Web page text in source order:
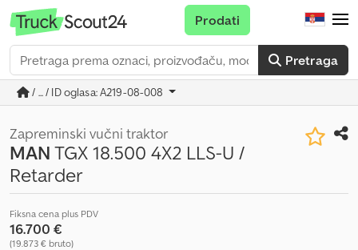
Pretraga
Prodati
/ ... / ID oglasa: A219-08-008
Zapreminski vučni traktor
MANTGX 18.500 4X2 LLS-U /
Retarder
Fiksna cena plus PDV
16.700 €
(19.873 € bruto)